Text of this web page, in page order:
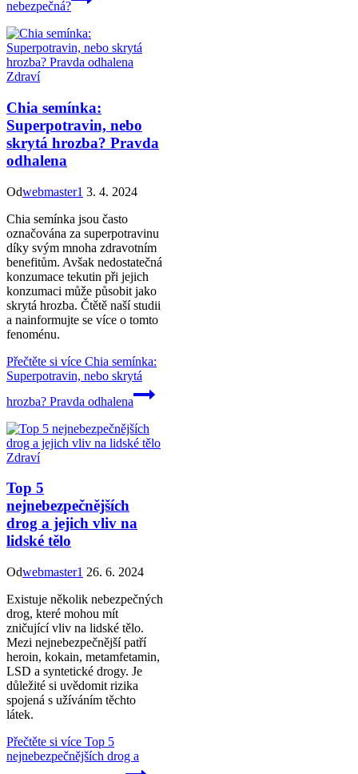
nebezpečná?
Zdraví
Chia semínka:
Superpotravin, nebo
skrytá hrozba? Pravda
odhalena
Odwebmaster1 3. 4. 2024
Chia semínka jsou často
označována za superpotravinu
díky svým mnoha zdravotním
benefitům. Avšak nedostatečná
konzumace tekutin při jejich
konzumaci může působit jako
skrytá hrozba. Čtětě naší studii
a nainformujte se více o tomto
fenoménu.
Přečtěte si více Chia semínka:
Superpotravin, nebo skrytá
hrozba? Pravda odhalena
Zdraví
Top 5
nejnebezpečnějších
drog a jejich vliv na
lidské tělo
Odwebmaster1 26. 6. 2024
Existuje několik nebezpečných
drog, které mohou mít
zničující vliv na lidské tělo.
Mezi nejnebezpečnější patří
heroin, kokain, metamfetamin,
LSD a syntetické drogy. Je
důležité si uvědomit rizika
spojená s užíváním těchto
látek.
Přečtěte si více Top 5
nejnebezpečnějších drog a